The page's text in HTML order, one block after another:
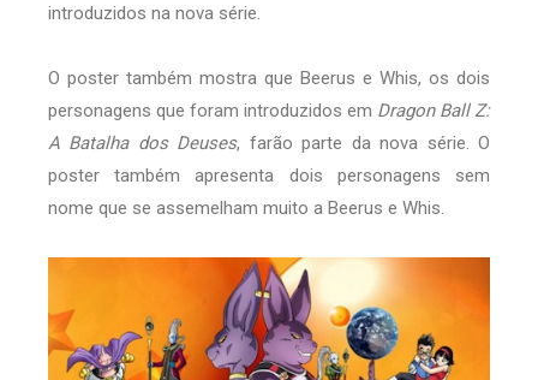
introduzidos na nova série.
O poster também mostra que Beerus e Whis, os dois
personagens que foram introduzidos em Dragon Ball Z:
A Batalha dos Deuses, farão parte da nova série. O
poster também apresenta dois personagens sem
nome que se assemelham muito a Beerus e Whis.